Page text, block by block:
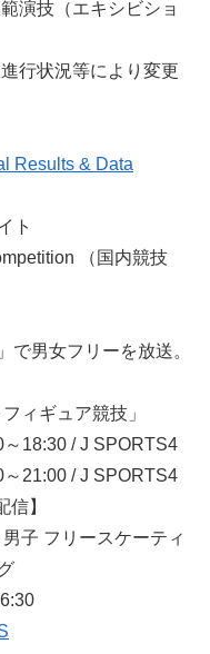
演技（エキシビショ
行状況等により変更
Results & Data
ト
（国内競技
で男女フリーを放送。
ィギュア競技」
18:30 / J SPORTS4
21:00 / J SPORTS4
】
子 フリースケーティ